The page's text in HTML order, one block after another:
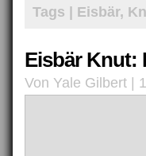
Tags | Eisbär,
Eisbär Knut:
Von Yale Gilbert |